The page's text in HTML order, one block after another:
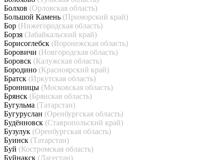
Болхов (Орловская область)
Большой Камень (Приморский край)
Бор (Нижегородская область)
Борзя (Забайкальский край)
Борисоглебск (Воронежская область)
Боровичи (Новгородская область)
Боровск (Калужская область)
Бородино (Красноярский край)
Братск (Иркутская область)
Бронницы (Московская область)
Брянск (Брянская область)
Бугульма (Татарстан)
Бугуруслан (Оренбургская область)
Будённовск (Ставропольский край)
Бузулук (Оренбургская область)
Буинск (Татарстан)
Буй (Костромская область)
Буйнакск (Дагестан)